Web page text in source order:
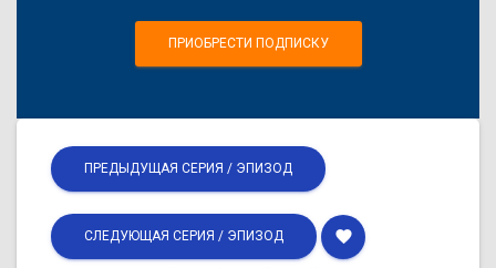
ПРИОБРЕСТИ ПОДПИСКУ
ПРЕДЫДУЩАЯ СЕРИЯ / ЭПИЗОД
СЛЕДУЮЩАЯ СЕРИЯ / ЭПИЗОД favorite